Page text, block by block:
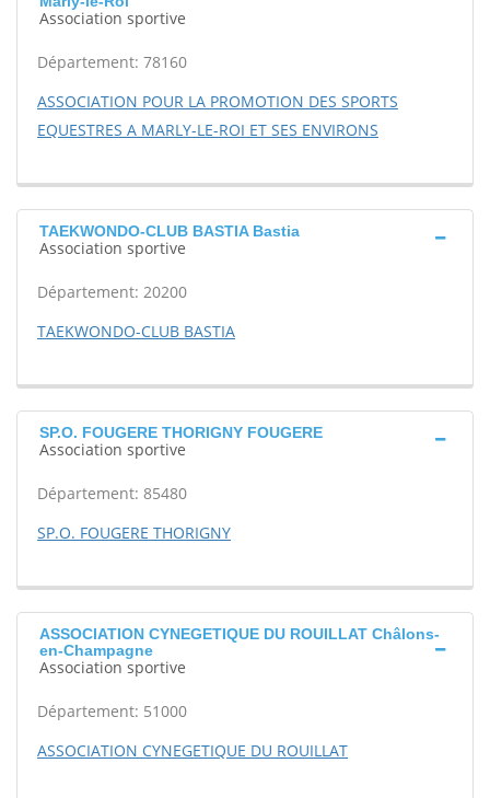
Association sportive
Département: 78160
ASSOCIATION POUR LA PROMOTION DES SPORTS
EQUESTRES A MARLY-LE-ROI ET SES ENVIRONS
TAEKWONDO-CLUB BASTIA Bastia
Association sportive
Département: 20200
TAEKWONDO-CLUB BASTIA
SP.O. FOUGERE THORIGNY FOUGERE
Association sportive
Département: 85480
SP.O. FOUGERE THORIGNY
ASSOCIATION CYNEGETIQUE DU ROUILLAT Châlons-
en-Champagne
Association sportive
Département: 51000
ASSOCIATION CYNEGETIQUE DU ROUILLAT